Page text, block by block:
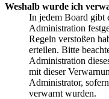
Weshalb wurde ich
In jedem Board gibt
Administration
Regeln verstoßen
erteilen. Bitte
Administration
mit dieser
Administrator,
verwarnt wurden.